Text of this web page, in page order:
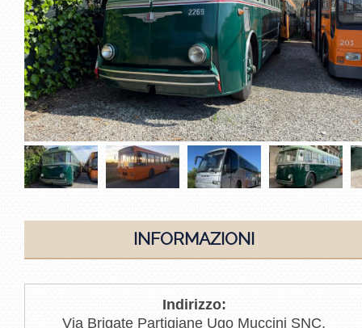
INFORMAZIONI
Indirizzo:
Via Brigate Partigiane Ugo Muccini SNC,